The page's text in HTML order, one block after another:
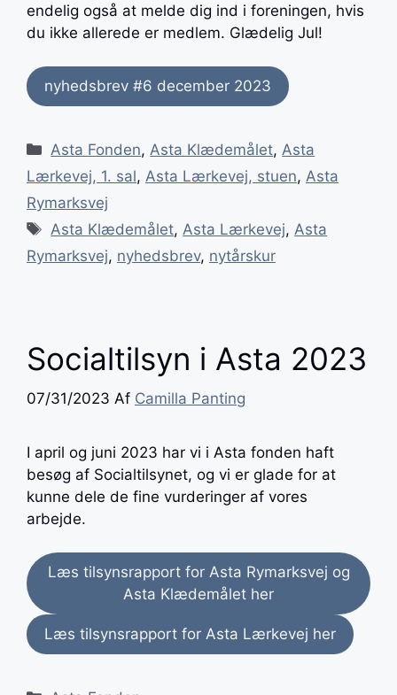
endelig også at melde dig ind i foreningen, hvis
du ikke allerede er medlem. Glædelig Jul!
nyhedsbrev #6 december 2023
Kategorier
Asta Fonden,Asta Klædemålet,Asta
Lærkevej, 1. sal, Asta Lærkevej, stuen, Asta
Rymarksvej
Tags
Asta Klædemålet,Asta Lærkevej,Asta
Rymarksvej, nyhedsbrev, nytårskur
Socialtilsyn i Asta 2023
07/31/2023 Af Camilla Panting
I april og juni 2023 har vi i Asta fonden haft
besøg af Socialtilsynet, og vi er glade for at
kunne dele de fine vurderinger af vores
arbejde.
Læs tilsynsrapport for Asta Rymarksvej og
Asta Klædemålet her
Læs tilsynsrapport for Asta Lærkevej her